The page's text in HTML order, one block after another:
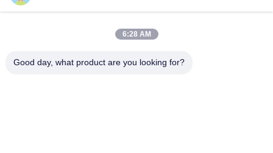
60 bedekte het Micron Witte Enige Zij 0.06mm Silicone Film
Waterdichte Membranen
6:28 AM
Good day, what product are you looking for?